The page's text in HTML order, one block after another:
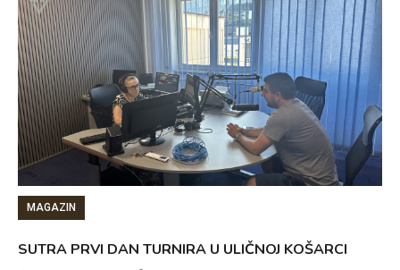
MAGAZIN
SUTRA PRVI DAN TURNIRA U ULIČNOJ KOŠARCI